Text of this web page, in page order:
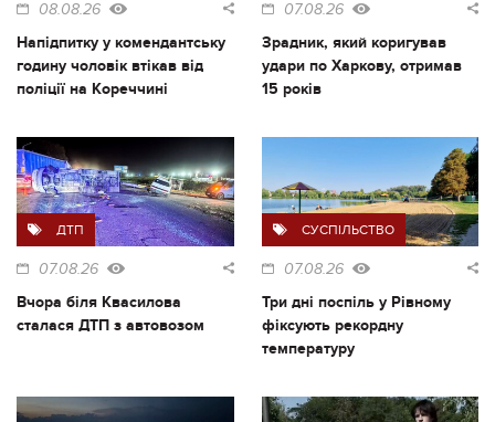
08.08.26
Напідпитку у комендантську
годину чоловік втікав від
поліції на Кореччині
07.08.26
Зрадник, який коригував
удари по Харкову, отримав
15 років
ДТП
07.08.26
Вчора біля Квасилова
сталася ДТП з автовозом
СУСПІЛЬСТВО
07.08.26
Три дні поспіль у Рівному
фіксують рекордну
температуру